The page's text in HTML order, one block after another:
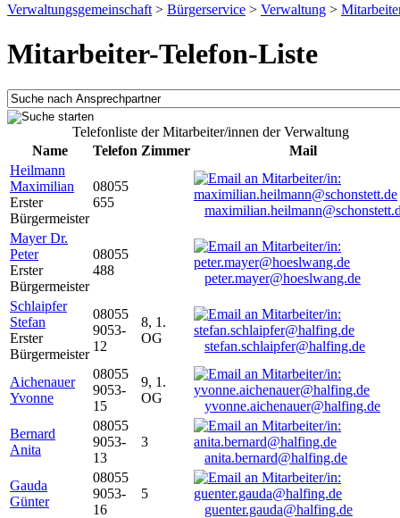
Verwaltungsgemeinschaft > Bürgerservice > Verwaltung >
Mitarbeiter-Telefon-Liste
Telefonliste der Mitarbeiter/innen der Verwaltung
Name
Telefon Zimmer
Mail
Heilmann
Maximilian
Erster
Bürgermeister
08055
655
Mayer Dr.
Peter
Erster
Bürgermeister
08055
488
peter.mayer@hoeslwang.de
Schlaipfer
Stefan
Erster
Bürgermeister
08055
9053-
12
8, 1.
OG
stefan.schlaipfer@halfing.de
Aichenauer
Yvonne
08055
9053-
15
9, 1.
OG
yvonne.aichenauer@halfing.de
Bernard
Anita
08055
9053-
13
3
anita.bernard@halfing.de
Gauda
Günter
08055
9053-
16
5
guenter.gauda@halfing.de